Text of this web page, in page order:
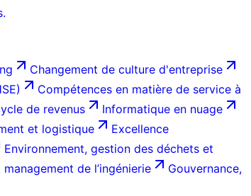
Changement de culture d'entreprise
Compétences en matière de service à
de revenus
Informatique en nuage
et logistique
Excellence
Environnement, gestion des déchets et
de l’ingénierie
Gouvernance,